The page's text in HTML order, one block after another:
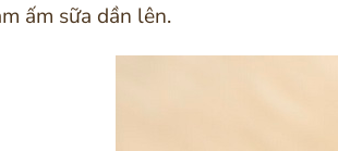
ấm sữa dần lên.